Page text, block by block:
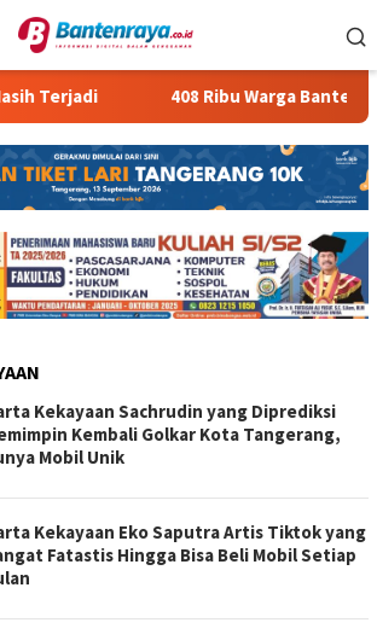
Terjadi 408 Ribu Warga Banten
Kekayaan Sachrudin yang Diprediksi
Kembali Golkar Kota Tangerang,
Mobil Unik
Kekayaan Eko Saputra Artis Tiktok yang
Fatastis Hingga Bisa Beli Mobil Setiap